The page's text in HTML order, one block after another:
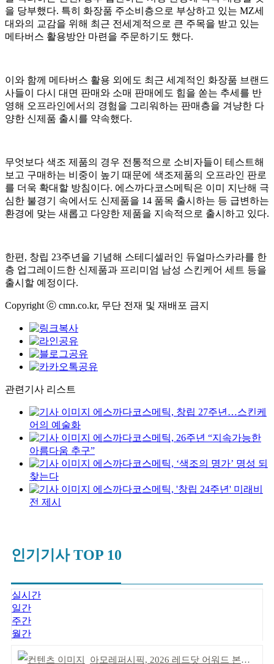
을 당부했다. 특히 화장품 주소비층으로 부상하고 있는 MZ세
대와의 교감을 위해 최근 전세계적으로 큰 주목을 받고 있는
메타버스 활용방안 마련을 주문하기도 했다.
이와 함께 메타버스 활용 외에도 최근 세계적인 화장품 브랜드
사들이 다시 대면 판매와 소매 판매에도 힘을 쏟는 추세를 반
영해 오프라인에서의 경험을 그리워하는 판매층을 겨냥한 다
양한 신제품 출시를 약속했다.
무엇보다 색조 제품의 경우 전통적으로 소비자들이 테스트해
보고 구매하는 비중이 높기 때문에 색조제품의 오프라인 판로
를 더욱 확대할 방침이다. 에스까다코스메틱은 이미 지난해 극
심한 불경기 속에서도 신제품을 14 품목 출시하는 등 급변하는
환경에 맞는 새롭고 다양한 제품을 지속적으로 출시하고 있다.
한편, 창립 23주년을 기념해 스테디셀러인 듀얼마스카라를 한
층 업그레이드한 신제품과 프리미엄 남성 스킨케어 세트 등을
출시할 예정이다.
Copyright ⓒ cmn.co.kr, 무단 전재 및 재배포 금지
관련기사 리스트
에스까다코스메틱, 창립 27주년…스킨케
어의 예술화
에스까다코스메틱, 26주년 “지속가능한
아름다움 추구”
에스까다코스메틱, ‘색조의 명가’ 명성 되
찾는다
에스까다코스메틱, '창립 24주년' 미래비
전 제시
인기기사 TOP 10
실시간
일간
주간
월간
아모레퍼시픽, 2026 레드닷 어워드 본상 2개 수상